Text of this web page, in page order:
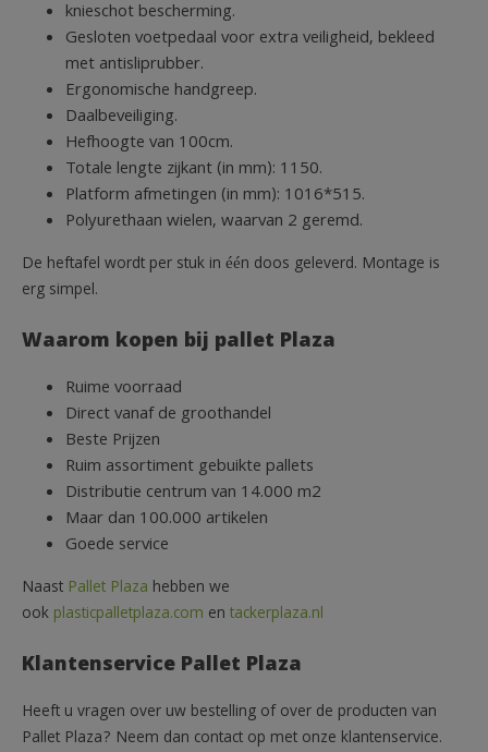
knieschot bescherming.
Gesloten voetpedaal voor extra veiligheid, bekleed
met antisliprubber.
Ergonomische handgreep.
Daalbeveiliging.
Hefhoogte van 100cm.
Totale lengte zijkant (in mm): 1150.
Platform afmetingen (in mm): 1016*515.
Polyurethaan wielen, waarvan 2 geremd.
De heftafel wordt per stuk in één doos geleverd. Montage is
erg simpel.
Waarom kopen bij pallet Plaza
Ruime voorraad
Direct vanaf de groothandel
Beste Prijzen
Ruim assortiment gebuikte pallets
Distributie centrum van 14.000 m2
Maar dan 100.000 artikelen
Goede service
Naast Pallet Plaza hebben we
ook plasticpalletplaza.com en tackerplaza.nl
Klantenservice Pallet Plaza
Heeft u vragen over uw bestelling of over de producten van
Pallet Plaza? Neem dan contact op met onze klantenservice.